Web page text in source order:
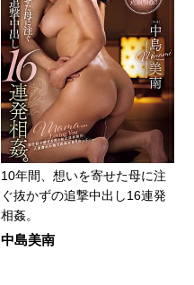
10年間、想いを寄せた母に注
ぐ抜かずの追撃中出し16連発
相姦。
中島美南